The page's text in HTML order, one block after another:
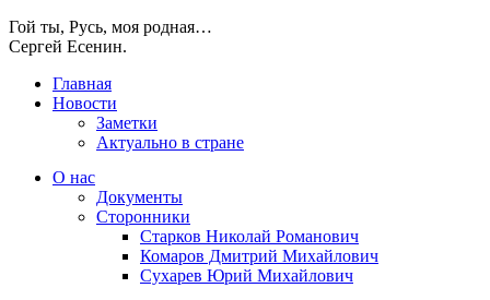
Гой ты, Русь, моя родная…
Сергей Есенин.
Главная
Новости
Заметки
Актуально в стране
О нас
Документы
Сторонники
Старков Николай Романович
Комаров Дмитрий Михайлович
Сухарев Юрий Михайлович